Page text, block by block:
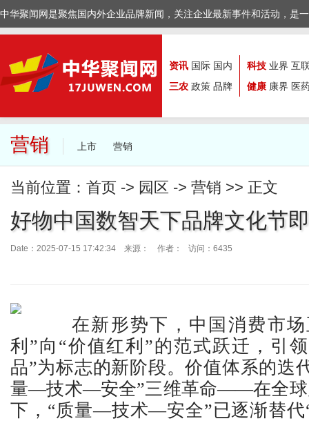
中华聚闻网是聚焦国内外企业品牌新闻，关注企业最新事件和活动，是
资讯 国际 国内
三农 政策 品牌
科技 业界 互
健康 康界 医
营销 上市 营销
当前位置： 首页 -> 园区 -> 营销 >> 正文
好物中国数智天下品牌文化节
Date：2025-07-15 17:42:34 来源： 作者： 访问：6435
在新形势下，中国消费市场
利”向“价值红利”的范式跃迁，引
品”为标志的新阶段。价值体系的迭
量—技术—安全”三维革命——在全球
下，“质量—技术—安全”已逐渐替